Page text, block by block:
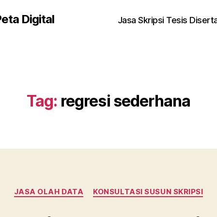
Digital Jasa Skripsi Tesis
Tag: regresi sederhana
Kategori
JASA OLAH DATA KONSULTASI SUSUN SKRIPSI